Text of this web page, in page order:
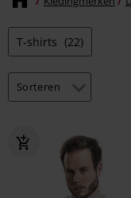
T-shirts (22)